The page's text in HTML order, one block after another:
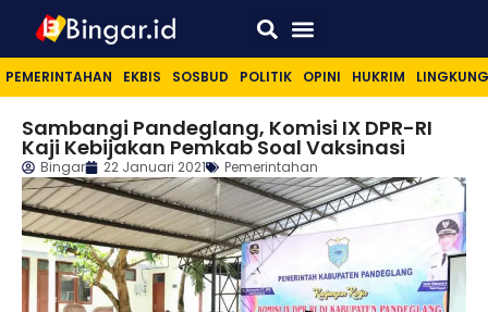
PEMERINTAHAN EKBIS SOSBUD POLITIK OPINI HUKRIM
Sambangi Pandeglang, Komisi IX DPR-RI
Kaji Kebijakan Pemkab Soal Vaksinasi
Bingar 22 Januari 2021 Pemerintahan